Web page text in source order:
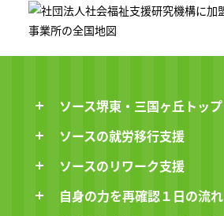
ソース堺東・三国ヶ丘トップ
ソースの就労移行支援
ソースのリワーク支援
自身の力を再確認１日の流れ